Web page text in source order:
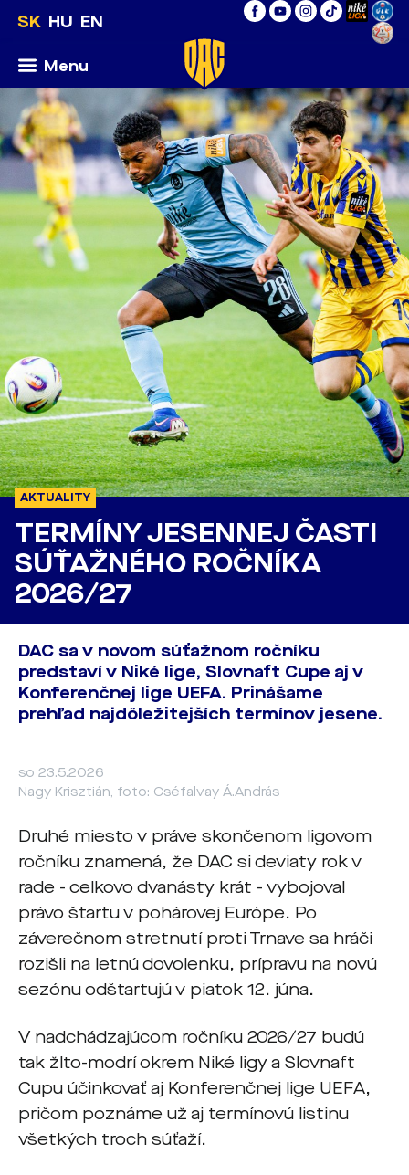
SK HU EN
Menu
AKTUALITY
TERMÍNY JESENNEJ ČASTI
SÚŤAŽNÉHO ROČNÍKA
2026/27
DAC sa v novom súťažnom ročníku
predstaví v Niké lige, Slovnaft Cupe aj v
Konferenčnej lige UEFA. Prinášame
prehľad najdôležitejších termínov jesene.
so 23.5.2026
Nagy Krisztián, foto: Cséfalvay Á.András
Druhé miesto v práve skončenom ligovom
ročníku znamená, že DAC si deviaty rok v
rade - celkovo dvanásty krát - vybojoval
právo štartu v pohárovej Európe. Po
záverečnom stretnutí proti Trnave sa hráči
rozišli na letnú dovolenku, prípravu na novú
sezónu odštartujú v piatok 12. júna.
V nadchádzajúcom ročníku 2026/27 budú
tak žlto-modrí okrem Niké ligy a Slovnaft
Cupu účinkovať aj Konferenčnej lige UEFA,
pričom poznáme už aj termínovú listinu
všetkých troch súťaží.